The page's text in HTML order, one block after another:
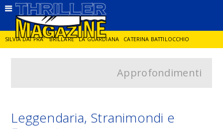
SILVIA DAI PRA' BRILLARE LA GUARDIANA CATERINA BATTILOCCHIO
DELITTO IN CORNICE GIANCARLO DE CATALDO
Approfondimenti
Leggendaria, Stranimondi e